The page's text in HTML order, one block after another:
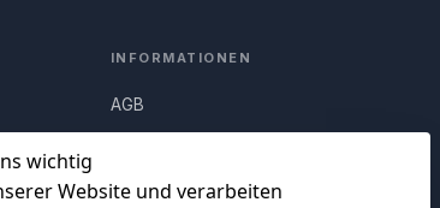
wichtig
Website und verarbeiten
INFORMATIONEN
AGB
Datenschutz